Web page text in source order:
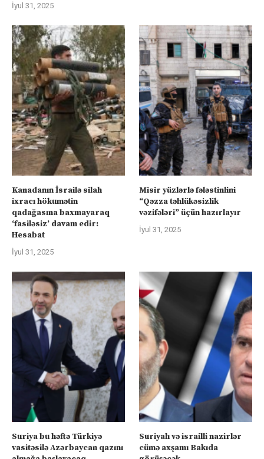
İyul 31, 2025
Kanadanın İsrailə silah
ixracı hökumətin
qadağasına baxmayaraq
‘fasiləsiz’ davam edir:
Hesabat
İyul 31, 2025
Misir yüzlərlə fələstinlini
“Qəzza təhlükəsizlik
vəzifələri” üçün hazırlayır
İyul 31, 2025
Suriya bu həftə Türkiyə
vasitəsilə Azərbaycan qazını
Suriyalı və israilli nazirlər
cümə axşamı Bakıda